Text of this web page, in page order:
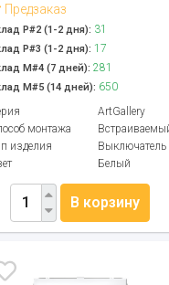
Предзаказ
Р#2 (1-2 дня): 31
Р#3 (1-2 дня): 17
М#4 (7 дней): 281
М#5 (14 дней): 650
ArtGallery
монтажа
изделия
Выключатель
Белый
В корзину